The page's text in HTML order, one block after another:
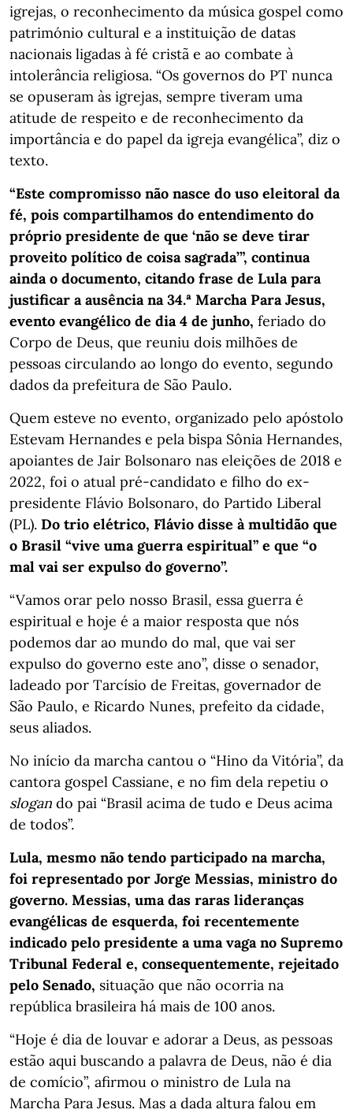
igrejas, o reconhecimento da música gospel como
património cultural e a instituição de datas
nacionais ligadas à fé cristã e ao combate à
intolerância religiosa. “Os governos do PT nunca
se opuseram às igrejas, sempre tiveram uma
atitude de respeito e de reconhecimento da
importância e do papel da igreja evangélica”, diz o
texto.
“Este compromisso não nasce do uso eleitoral da
fé, pois compartilhamos do entendimento do
próprio presidente de que ‘não se deve tirar
proveito político de coisa sagrada’”, continua
ainda o documento, citando frase de Lula para
justificar a ausência na 34.ª Marcha Para Jesus,
evento evangélico de dia 4 de junho, feriado do
Corpo de Deus, que reuniu dois milhões de
pessoas circulando ao longo do evento, segundo
dados da prefeitura de São Paulo.
Quem esteve no evento, organizado pelo apóstolo
Estevam Hernandes e pela bispa Sônia Hernandes,
apoiantes de Jair Bolsonaro nas eleições de 2018 e
2022, foi o atual pré-candidato e filho do ex-
presidente Flávio Bolsonaro, do Partido Liberal
(PL). Do trio elétrico, Flávio disse à multidão que
o Brasil “vive uma guerra espiritual” e que “o
mal vai ser expulso do governo”.
“Vamos orar pelo nosso Brasil, essa guerra é
espiritual e hoje é a maior resposta que nós
podemos dar ao mundo do mal, que vai ser
expulso do governo este ano”, disse o senador,
ladeado por Tarcísio de Freitas, governador de
São Paulo, e Ricardo Nunes, prefeito da cidade,
seus aliados.
No início da marcha cantou o “Hino da Vitória”, da
cantora gospel Cassiane, e no fim dela repetiu o
slogan do pai “Brasil acima de tudo e Deus acima
de todos”.
Lula, mesmo não tendo participado na marcha,
foi representado por Jorge Messias, ministro do
governo. Messias, uma das raras lideranças
evangélicas de esquerda, foi recentemente
indicado pelo presidente a uma vaga no Supremo
Tribunal Federal e, consequentemente, rejeitado
pelo Senado, situação que não ocorria na
república brasileira há mais de 100 anos.
“Hoje é dia de louvar e adorar a Deus, as pessoas
estão aqui buscando a palavra de Deus, não é dia
de comício”, afirmou o ministro de Lula na
Marcha Para Jesus. Mas a dada altura falou em